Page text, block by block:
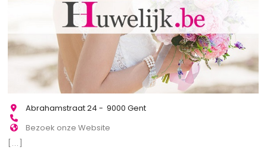
Abrahamstraat 24 - 9000 Gent
Bezoek onze Website
[...]